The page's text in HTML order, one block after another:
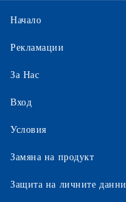
Начало
Рекламации
За Нас
Вход
Условия
Замяна на продукт
Защита на личните данни